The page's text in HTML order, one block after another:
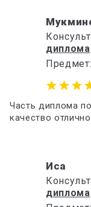
диплома
Предмет:
Часть диплома
качество
Иса
диплома